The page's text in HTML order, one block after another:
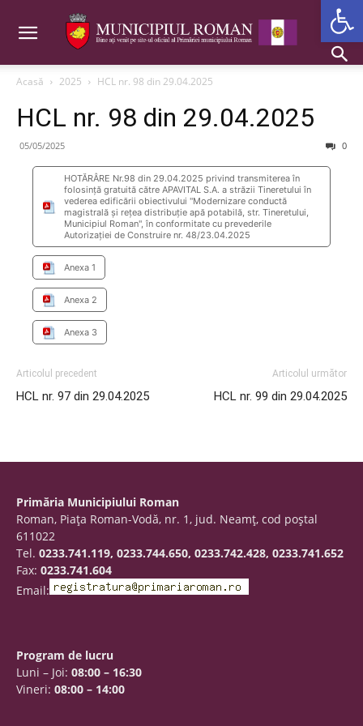
Acasă 2025 HCL nr. 98 din 29.04.2025
HCL nr. 98 din 29.04.2025
05/05/2025 0
HOTĂRÂRE Nr.98 din 29.04.2025 privind transmiterea în
folosință gratuită către APAVITAL S.A. a străzii Tineretului în
vederea edificării obiectivului "Modernizare conductă
magistrală și rețea distribuție apă potabilă, str. Tineretului,
Municipiul Roman", în conformitate cu prevederile
Autorizației de Construire nr. 48/23.04.2025
Anexa 1
Anexa 2
Anexa 3
Articolul precedent
HCL nr. 97 din 29.04.2025
Articolul următor
HCL nr. 99 din 29.04.2025
Primăria Municipiului Roman
Roman, Piaţa Roman-Vodă, nr. 1, jud. Neamţ, cod poştal
611022
Tel. 0233.741.119, 0233.744.650, 0233.742.428, 0233.741.652
Fax: 0233.741.604
Email:
Program de lucru
Luni – Joi: 08:00 – 16:30
Vineri: 08:00 – 14:00